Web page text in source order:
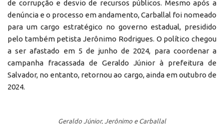
de corrupção e desvio de recursos públicos. Mesmo após a
denúncia e o processo em andamento, Carballal foi nomeado
para um cargo estratégico no governo estadual, presidido
pelo também petista Jerônimo Rodrigues. O político chegou
a ser afastado em 5 de junho de 2024, para coordenar a
campanha fracassada de Geraldo Júnior à prefeitura de
Salvador, no entanto, retornou ao cargo, ainda em outubro de
2024.
Geraldo Júnior, Jerônimo e Carballal